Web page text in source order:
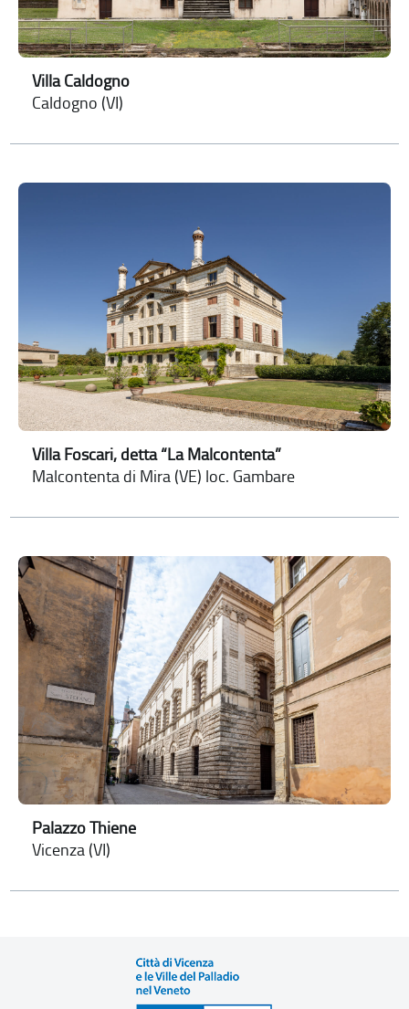
Villa Caldogno
Caldogno (VI)
Villa Foscari, detta “La Malcontenta”
Malcontenta di Mira (VE) loc. Gambare
Palazzo Thiene
Vicenza (VI)